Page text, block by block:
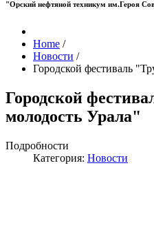
"Орский нефтяной техникум им.Героя
Home /
Новости /
Городской фестиваль
Городской
молодость Урала"
Подробности
Категория: Новости